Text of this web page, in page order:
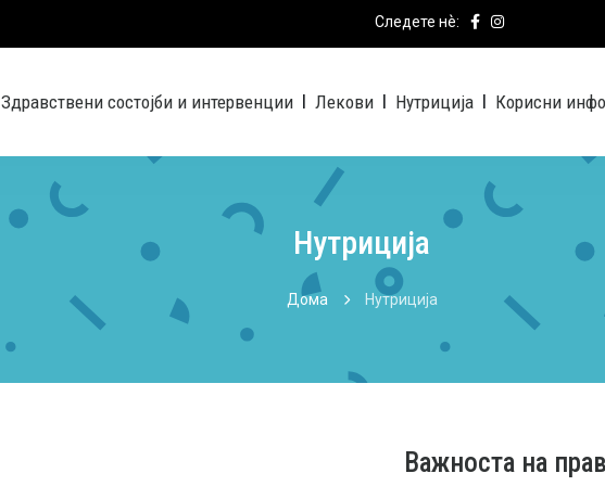
Следете нѐ:
Здравствени состојби и интервенции Лекови Нутриција Корисни
Нутриција
Дома Нутриција
Важноста на